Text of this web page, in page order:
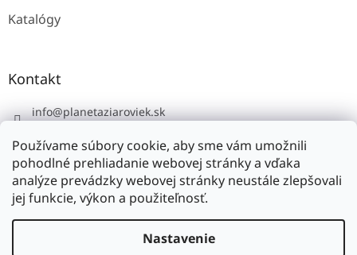
Používame súbory cookie, aby sme vám umožnili
pohodlné prehliadanie webovej stránky a vďaka
analýze prevádzky webovej stránky neustále zlepšovali
jej funkcie, výkon a použiteľnosť.
Nastavenie
Katalógy
Kontakt
info@planetaziaroviek.sk